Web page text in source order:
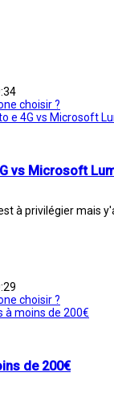
choisir ?
e 4G vs Microsoft
vs Microsoft
à privilégier mais
choisir ?
à moins de 200€
de 200€